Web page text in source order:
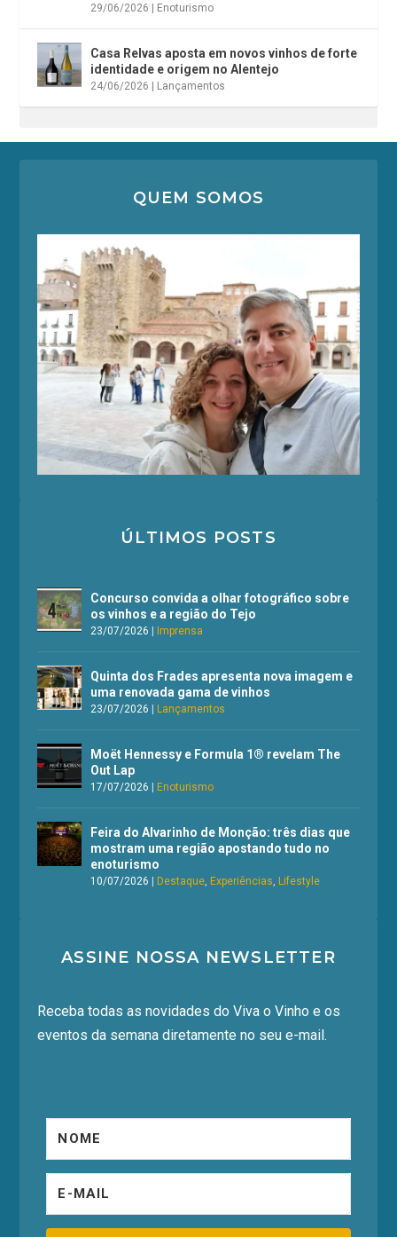
29/06/2026 Enoturismo
Casa Relvas aposta em novos vinhos de forte
identidade e origem no Alentejo
24/06/2026 Lançamentos
QUEM SOMOS
ÚLTIMOS POSTS
Concurso convida a olhar fotográfico sobre
os vinhos e a região do Tejo
23/07/2026 |Imprensa
Quinta dos Frades apresenta nova imagem e
uma renovada gama de vinhos
23/07/2026 |Lançamentos
Moët Hennessy e Formula 1® revelam The
Out Lap
17/07/2026 |Enoturismo
Feira do Alvarinho de Monção: três dias que
mostram uma região apostando tudo no
enoturismo
10/07/2026 |Destaque ,Experiências ,Lifestyle
ASSINE NOSSA NEWSLETTER
Receba todas as novidades do Viva o Vinho e os
eventos da semana diretamente no seu e-mail.